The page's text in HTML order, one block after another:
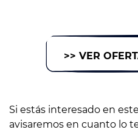
>> VER
Si estás interesado en
avisaremos en cuanto lo